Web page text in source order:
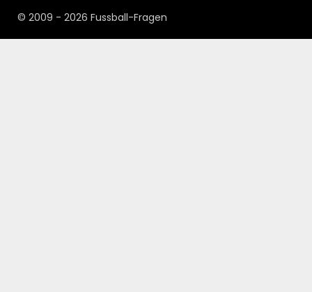
© 2009 - 2026 Fussball-Fragen